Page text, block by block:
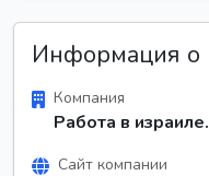
Информация о
Компания
Работа в
Сайт компании